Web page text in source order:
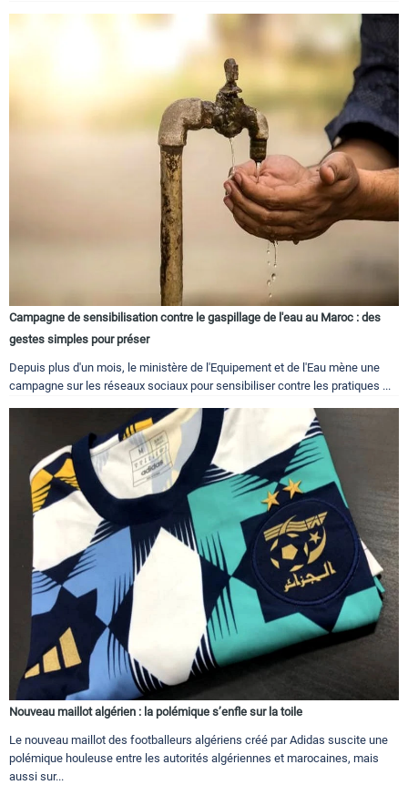
Campagne de sensibilisation contre le gaspillage de l'eau au Maroc : des
gestes simples pour préser
Depuis plus d'un mois, le ministère de l'Equipement et de l'Eau mène une
campagne sur les réseaux sociaux pour sensibiliser contre les pratiques ...
Nouveau maillot algérien : la polémique s’enfle sur la toile
Le nouveau maillot des footballeurs algériens créé par Adidas suscite une
polémique houleuse entre les autorités algériennes et marocaines, mais
aussi sur...